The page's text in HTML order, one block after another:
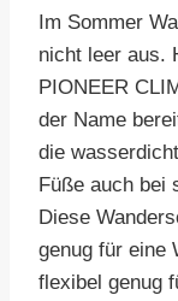
Im Sommer
nicht leer aus.
PIONEER
der Name
die
Füße auch bei
Diese
genug für eine
flexibel genug